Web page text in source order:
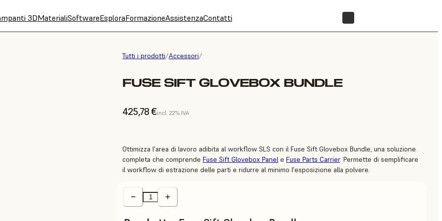
3DMaterialiSoftwareEsploraFormazioneAssistenzaContatti
Tutti i prodotti/Accessori/
FUSE SIFT GLOVEBOX BUNDLE
425,78 €incl. 22% IVA
Ottimizza l'area di lavoro adibita al workflow SLS con il Fuse Sift Glovebox Bundle, una soluzione
completa che comprende Fuse Sift Glovebox Panel e Fuse Parts Carrier. Permette di semplificare
il workflow di estrazione delle parti e ridurre al minimo l'esposizione alla polvere.